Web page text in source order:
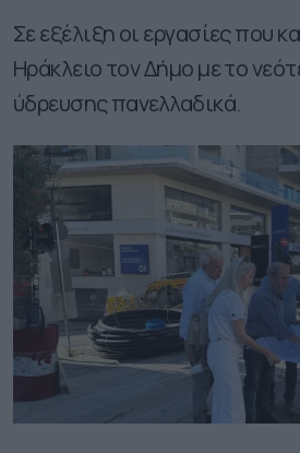
Σε εξέλιξη οι εργασίες που
Ηράκλειο τον Δήμο με το
ύδρευσης πανελλαδικά.